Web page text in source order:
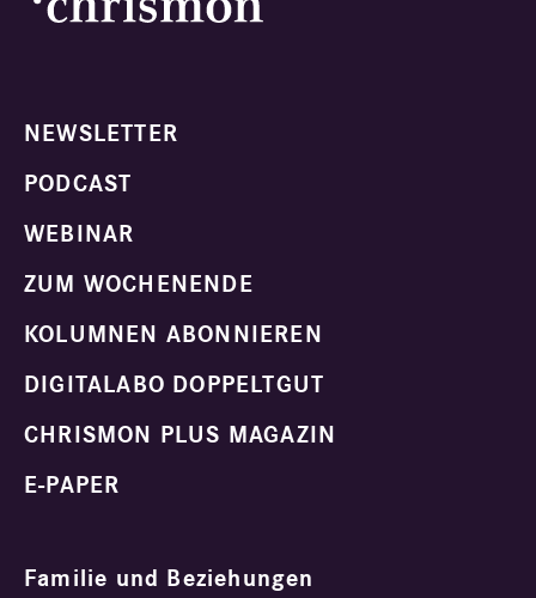
NEWSLETTER
PODCAST
WEBINAR
ZUM WOCHENENDE
KOLUMNEN ABONNIEREN
DIGITALABO DOPPELTGUT
CHRISMON PLUS MAGAZIN
E-PAPER
Familie und Beziehungen